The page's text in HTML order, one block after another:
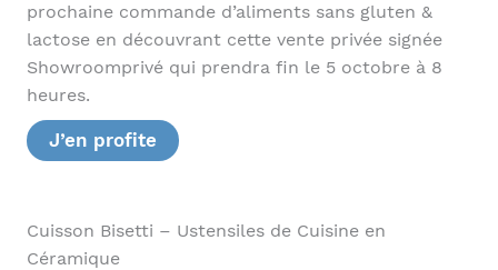
prochaine commande d’aliments sans gluten &
lactose en découvrant cette vente privée signée
Showroomprivé qui prendra fin le 5 octobre à 8
heures.
J’en profite
Cuisson Bisetti – Ustensiles de Cuisine en
Céramique